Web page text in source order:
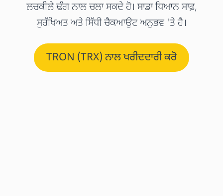
ਲਚਕੀਲੇ ਢੰਗ ਨਾਲ ਚਲਾ ਸਕਦੇ ਹੋ। ਸਾਡਾ ਧਿਆਨ ਸਾਫ਼,
ਸੁਰੱਖਿਅਤ ਅਤੇ ਸਿੱਧੀ ਚੈਕਆਉਟ ਅਨੁਭਵ 'ਤੇ ਹੈ।
TRON (TRX) ਨਾਲ ਖਰੀਦਦਾਰੀ ਕਰੋ